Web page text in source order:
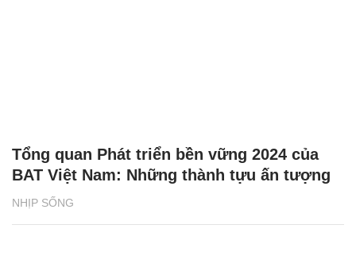
NHỊP SỐNG
Tổng quan Phát triển bền vững 2024 của
BAT Việt Nam: Những thành tựu ấn tượng